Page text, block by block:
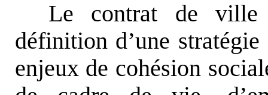
Le contrat de
définition d’une
enjeux de cohésion